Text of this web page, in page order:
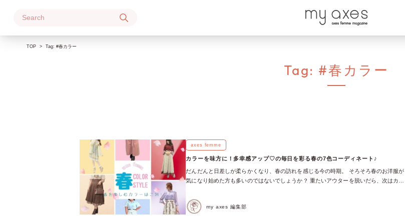
TOP Tag:#春カラー
Tag: #春カラー
axes femme
カラーを味方に！多幸感アップ♡の毎日を彩る春の7色コーディネート♪
だんだんと日差しが柔らかくなり、春の訪れを感じる今の時期。 そろそろ春のお洋服が
気になり始めた方も多いのではないでしょうか？ 重たいアウターを脱いだら、次はカラ
かけがもっと楽しみになりますよね♪ 今回の「my axes」では、春の気分を盛り上げる7
つのカラーをピックアップしました◎ axes femmeらしい繊細なディテールが詰まったア
my axes 編集部